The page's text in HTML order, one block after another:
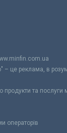
– це реклама, в
продукти та послуги
операторів